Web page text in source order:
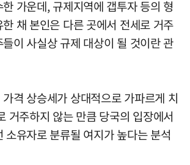
가운데, 규제지역에 갭투자 등의 형
채 본인은 다른 곳에서 전세로 거주
이 사실상 규제 대상이 될 것이란 관
격 상승세가 상대적으로 가파르게 치
거주하지 않는 만큼 당국의 입장에서
소유자로 분류될 여지가 높다는 분석